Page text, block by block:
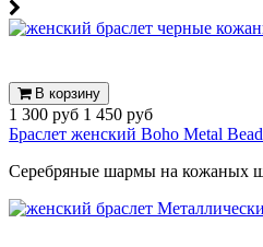
В корзину
1 300 руб 1 450 руб
Браслет женский Boho Metal
Серебряные шармы на кожаных